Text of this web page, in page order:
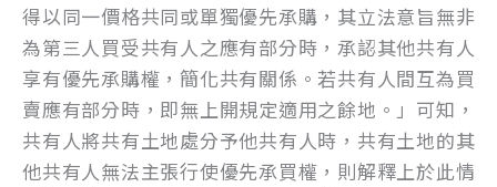
得以同一價格共同或單獨優先承購，其立法意旨無非
為第三人買受共有人之應有部分時，承認其他共有人
享有優先承購權，簡化共有關係。若共有人間互為買
賣應有部分時，即無上開規定適用之餘地。」可知，
共有人將共有土地處分予他共有人時，共有土地的其
他共有人無法主張行使優先承買權，則解釋上於此情